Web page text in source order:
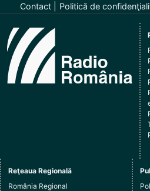
Contact Politică de
Reţeaua Regională
România Regional